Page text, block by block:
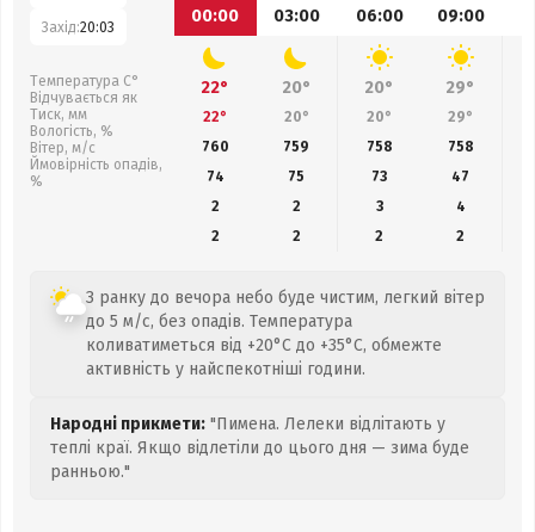
Захід:20:03
Температура С°
Відчувається як
Тиск, мм
Вологість, %
Вітер, м/с
Ймовірність опадів,
%
00:00
03:00 06:00 09:00
22° 20° 20° 29°
22° 20° 20° 29°
760
759 758 758
74
75 73 47
2
2 3
4
2
2 2 2
З ранку до вечора небо буде чистим, легкий вітер
до 5 м/с, без опадів. Температура
коливатиметься від +20°C до +35°C, обмежте
активність у найспекотніші години.
Народні прикмети: "Пимена. Лелеки відлітають у
теплі краї. Якщо відлетіли до цього дня — зима буде
ранньою."